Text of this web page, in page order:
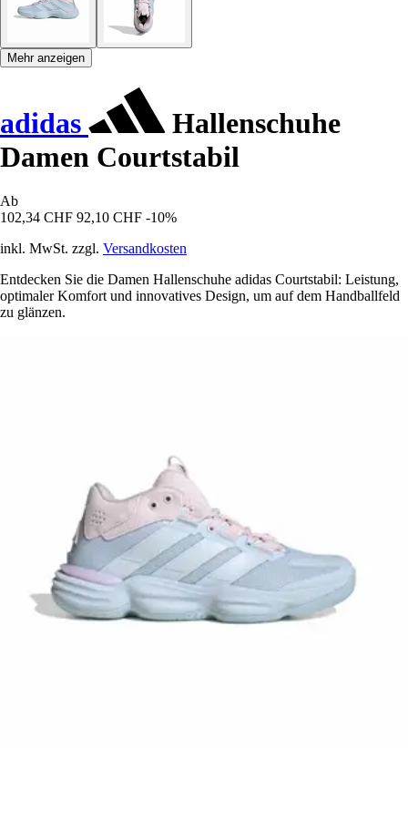
Mehr anzeigen
adidas
Hallenschuhe
Damen Courtstabil
Ab
102,34 CHF 92,10 CHF -10%
inkl. MwSt. zzgl. Versandkosten
Entdecken Sie die Damen Hallenschuhe adidas Courtstabil: Leistung,
optimaler Komfort und innovatives Design, um auf dem Handballfeld
zu glänzen.